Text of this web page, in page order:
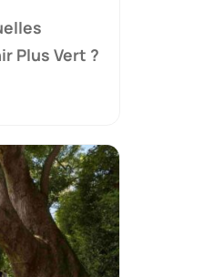
Plus Vert ?